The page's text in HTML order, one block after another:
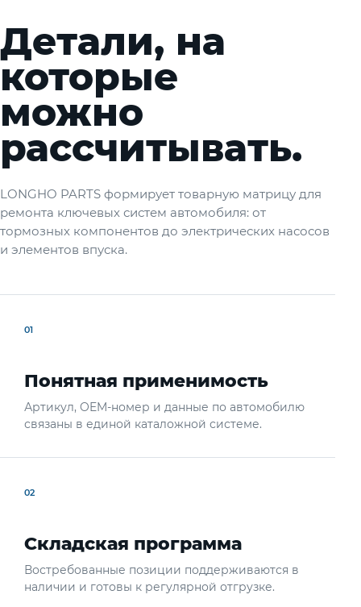
Детали, на
которые
можно
рассчитывать.
LONGHO PARTS формирует товарную матрицу для
ремонта ключевых систем автомобиля: от
тормозных компонентов до электрических насосов
и элементов впуска.
01
Понятная применимость
Артикул, OEM-номер и данные по автомобилю
связаны в единой каталожной системе.
02
Складская программа
Востребованные позиции поддерживаются в
наличии и готовы к регулярной отгрузке.